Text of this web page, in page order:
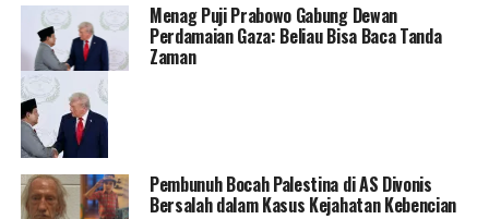
Menag Puji Prabowo Gabung Dewan
Perdamaian Gaza: Beliau Bisa Baca Tanda
Zaman
Pembunuh Bocah Palestina di AS Divonis
Bersalah dalam Kasus Kejahatan Kebencian